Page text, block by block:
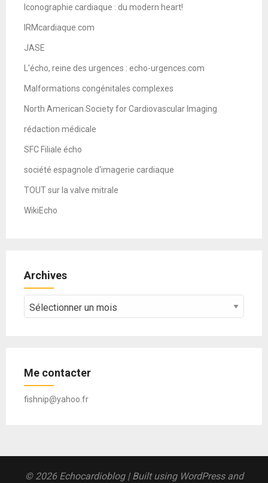
Iconographie cardiaque : du modern heart!
IRMcardiaque.com
JASE
L'écho, reine des urgences : echo-urgences.com
Malformations congénitales complexes
North American Society for Cardiovascular Imaging
rédaction médicale
SFC Filiale écho
société espagnole d'imagerie cardiaque
TOUT sur la valve mitrale
WikiEcho
Archives
Me contacter
fishnip@yahoo.fr
© 2026 Echocardioblog | Built using WordPress and